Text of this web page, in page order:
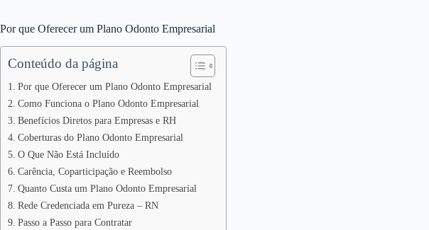
Por que Oferecer um Plano Odonto Empresarial
Conteúdo da página
Por que Oferecer um Plano Odonto Empresarial
Como Funciona o Plano Odonto Empresarial
Benefícios Diretos para Empresas e RH
Coberturas do Plano Odonto Empresarial
O Que Não Está Incluído
Carência, Coparticipação e Reembolso
Quanto Custa um Plano Odonto Empresarial
Rede Credenciada em Pureza – RN
Passo a Passo para Contratar